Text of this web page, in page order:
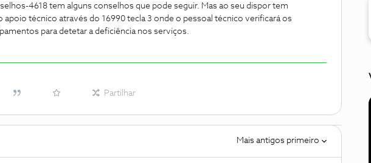
4618 tem alguns conselhos que pode seguir. Mas ao seu dispor tem
apoio técnico através do 16990 tecla 3 onde o pessoal técnico verificará os
para detetar a deficiência nos serviços.
Partilhar
Mais antigos primeiro